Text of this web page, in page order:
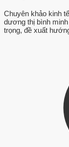
Chuyên khảo kinh
dương thị bình
trọng, đề xuất